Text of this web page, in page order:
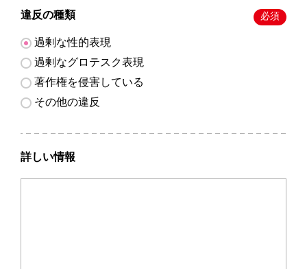
違反の種類 必須
過剰な性的表現
過剰なグロテスク表現
著作権を侵害している
その他の違反
詳しい情報